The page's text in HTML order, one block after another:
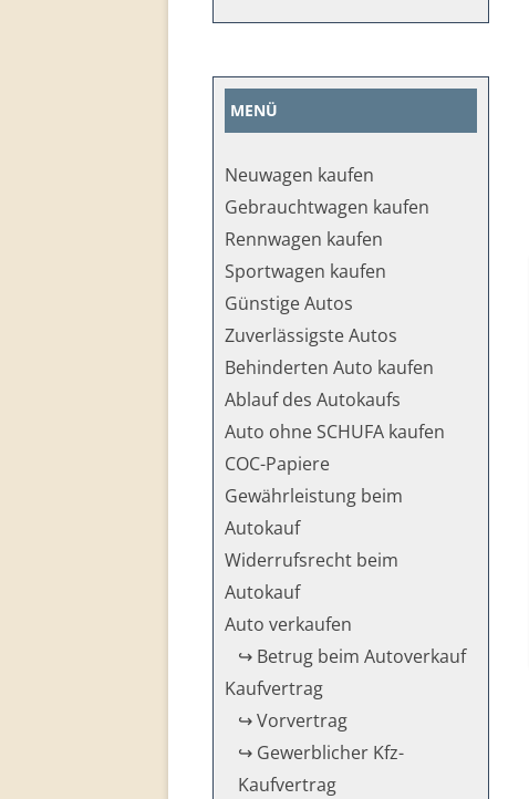
MENÜ
Neuwagen kaufen
Gebrauchtwagen kaufen
Rennwagen kaufen
Sportwagen kaufen
Günstige Autos
Zuverlässigste Autos
Behinderten Auto kaufen
Ablauf des Autokaufs
Auto ohne SCHUFA kaufen
COC-Papiere
Gewährleistung beim
Autokauf
Widerrufsrecht beim
Autokauf
Auto verkaufen
↪ Betrug beim Autoverkauf
Kaufvertrag
↪ Vorvertrag
↪ Gewerblicher Kfz-
Kaufvertrag